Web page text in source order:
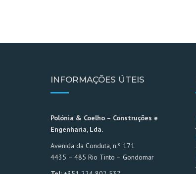
INFORMAÇÕES ÚTEIS
Polónia & Coelho – Construções e
Engenharia, Lda.
Avenida da Conduta, n.º 171
4435 – 485 Rio Tinto – Gondomar